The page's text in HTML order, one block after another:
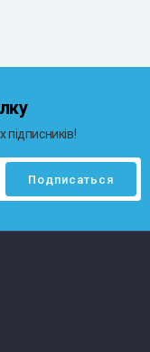
підписників!